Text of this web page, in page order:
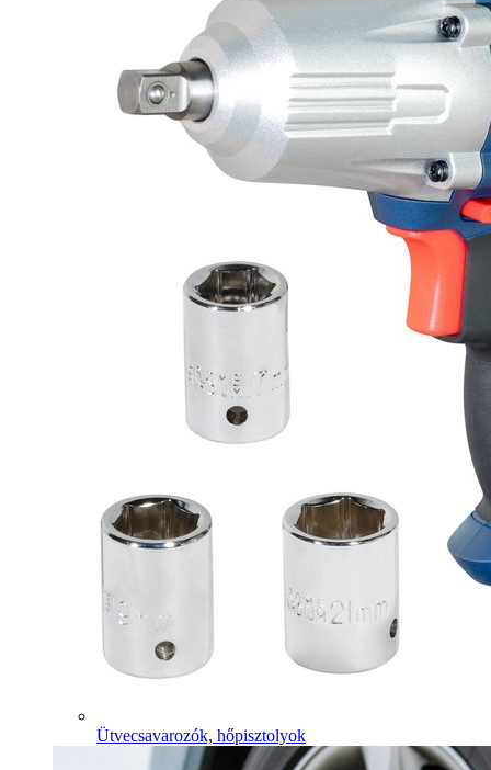
Ütvecsavarozók, hőpisztolyok